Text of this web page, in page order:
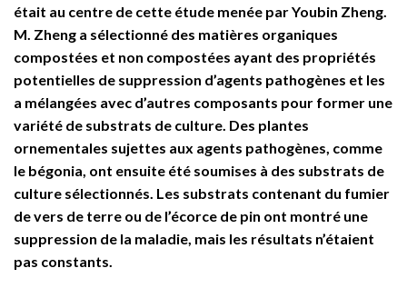
était au centre de cette étude menée par Youbin Zheng.
M. Zheng a sélectionné des matières organiques
compostées et non compostées ayant des propriétés
potentielles de suppression d’agents pathogènes et les
a mélangées avec d’autres composants pour former une
variété de substrats de culture. Des plantes
ornementales sujettes aux agents pathogènes, comme
le bégonia, ont ensuite été soumises à des substrats de
culture sélectionnés. Les substrats contenant du fumier
de vers de terre ou de l’écorce de pin ont montré une
suppression de la maladie, mais les résultats n’étaient
pas constants.